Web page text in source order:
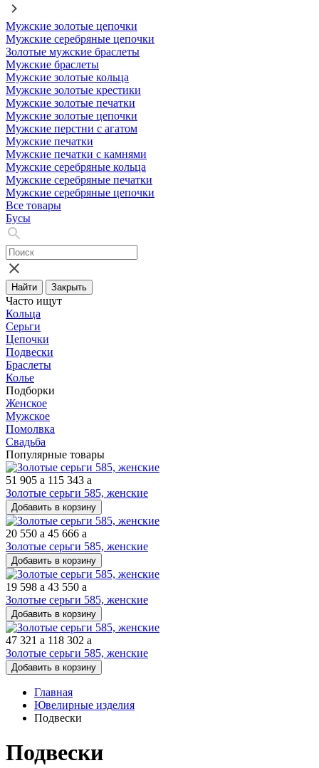
Мужские золотые цепочки
Мужские серебряные цепочки
Золотые мужские браслеты
Мужские браслеты
Мужские золотые кольца
Мужские золотые крестики
Мужские золотые печатки
Мужские золотые цепочки
Мужские перстни с агатом
Мужские печатки
Мужские печатки с камнями
Мужские серебряные кольца
Мужские серебряные печатки
Мужские серебряные цепочки
Все товары
Бусы
Найти Закрыть
Часто ищут
Кольца
Серьги
Цепочки
Подвески
Браслеты
Колье
Подборки
Женское
Мужское
Помолвка
Свадьба
Популярные товары
51 905 a 115 343 a
Золотые серьги 585, женские
Добавить в корзину
20 550 a 45 666 a
Золотые серьги 585, женские
Добавить в корзину
19 598 a 43 550 a
Золотые серьги 585, женские
Добавить в корзину
47 321 a 118 302 a
Золотые серьги 585, женские
Добавить в корзину
Главная
Ювелирные изделия
Подвески
Подвески